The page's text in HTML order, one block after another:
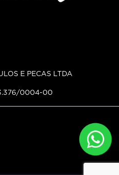
E PECAS LTDA
0004-00